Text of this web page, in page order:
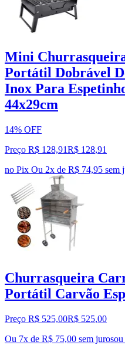
Mini
Portátil Dobrável
Inox Para
44x29cm
14% OFF
Preço R$ 128,91R$ 128,91
no Pix Ou 2x de R$ 74,95 sem
Churrasqueira
Portátil Carvão
Preço R$ 525,00R$ 525,00
Ou 7x de R$ 75,00 sem jurosou